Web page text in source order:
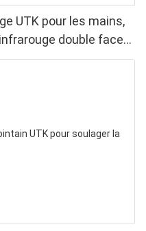
UTK pour les mains,
double face
doigts et aux